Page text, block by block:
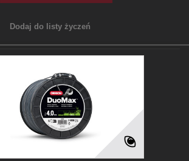
Dodaj do listy życzeń